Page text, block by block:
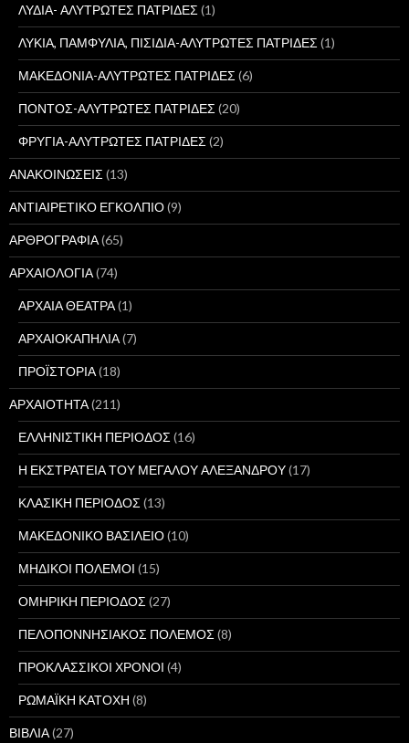
ΛΥΔΙΑ- ΑΛΥΤΡΩΤΕΣ ΠΑΤΡΙΔΕΣ (1)
ΛΥΚΙΑ, ΠΑΜΦΥΛΙΑ, ΠΙΣΙΔΙΑ-ΑΛΥΤΡΩΤΕΣ ΠΑΤΡΙΔΕΣ (1)
ΜΑΚΕΔΟΝΙΑ-ΑΛΥΤΡΩΤΕΣ ΠΑΤΡΙΔΕΣ (6)
ΠΟΝΤΟΣ-ΑΛΥΤΡΩΤΕΣ ΠΑΤΡΙΔΕΣ (20)
ΦΡΥΓΙΑ-ΑΛΥΤΡΩΤΕΣ ΠΑΤΡΙΔΕΣ (2)
ΑΝΑΚΟΙΝΩΣΕΙΣ (13)
ΑΝΤΙΑΙΡΕΤΙΚΟ ΕΓΚΟΛΠΙΟ(9)
ΑΡΘΡΟΓΡΑΦΙΑ(65)
ΑΡΧΑΙΟΛΟΓΙΑ(74)
ΑΡΧΑΙΑ ΘΕΑΤΡΑ(1)
ΑΡΧΑΙΟΚΑΠΗΛΙΑ(7)
ΠΡΟΪΣΤΟΡΙΑ(18)
ΑΡΧΑΙΟΤΗΤΑ(211)
ΕΛΛΗΝΙΣΤΙΚΗ ΠΕΡΙΟΔΟΣ (16)
Η ΕΚΣΤΡΑΤΕΙΑ ΤΟΥ ΜΕΓΑΛΟΥ ΑΛΕΞΑΝΔΡΟΥ(17)
ΚΛΑΣΙΚΗ ΠΕΡΙΟΔΟΣ (13)
ΜΑΚΕΔΟΝΙΚΟ ΒΑΣΙΛΕΙΟ(10)
ΜΗΔΙΚΟΙ ΠΟΛΕΜΟΙ (15)
ΟΜΗΡΙΚΗ ΠΕΡΙΟΔΟΣ (27)
ΠΕΛΟΠΟΝΝΗΣΙΑΚΟΣ ΠΟΛΕΜΟΣ (8)
ΠΡΟΚΛΑΣΣΙΚΟΙ ΧΡΟΝΟΙ (4)
ΡΩΜΑΪΚΗ ΚΑΤΟΧΗ (8)
ΒΙΒΛΙΑ(27)